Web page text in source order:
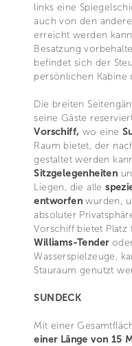
links eine
auch von den
erreicht werden
Besatzung
befindet sich der
persönlichen Kabine
Die breiten
seine Gäste
Vorschiff, wo eine
Raum bietet, der
gestaltet werden
Sitzgelegenheiten
Liegen, die alle
entworfenwurden,
absoluter
Vorschiff bietet Platz
Williams-Tender
Wasserspielzeuge,
Stauraum genutzt
SUNDECK
Mit einer
einer Länge von 15